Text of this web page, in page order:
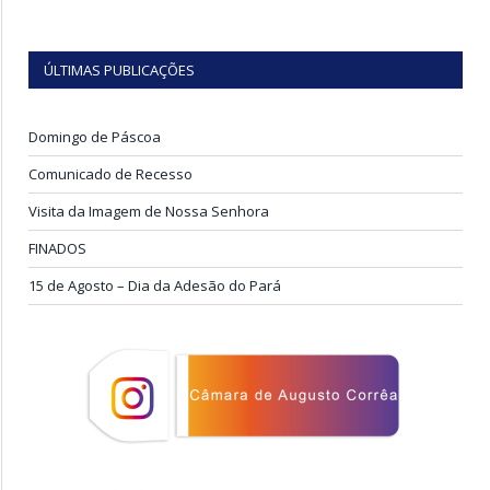
ÚLTIMAS PUBLICAÇÕES
Domingo de Páscoa
Comunicado de Recesso
Visita da Imagem de Nossa Senhora
FINADOS
15 de Agosto – Dia da Adesão do Pará